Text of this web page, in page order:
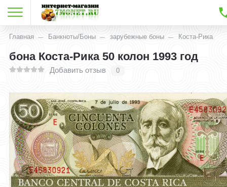
Главная Банкноты/Боны зарубежные боны Коста-Рика
бона Коста-Рика 50 колон 1993 год
Добавить отзыв 0